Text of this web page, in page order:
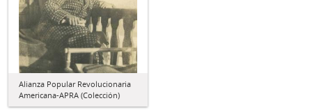
Alianza Popular Revolucionaria
Americana-APRA (Colección)